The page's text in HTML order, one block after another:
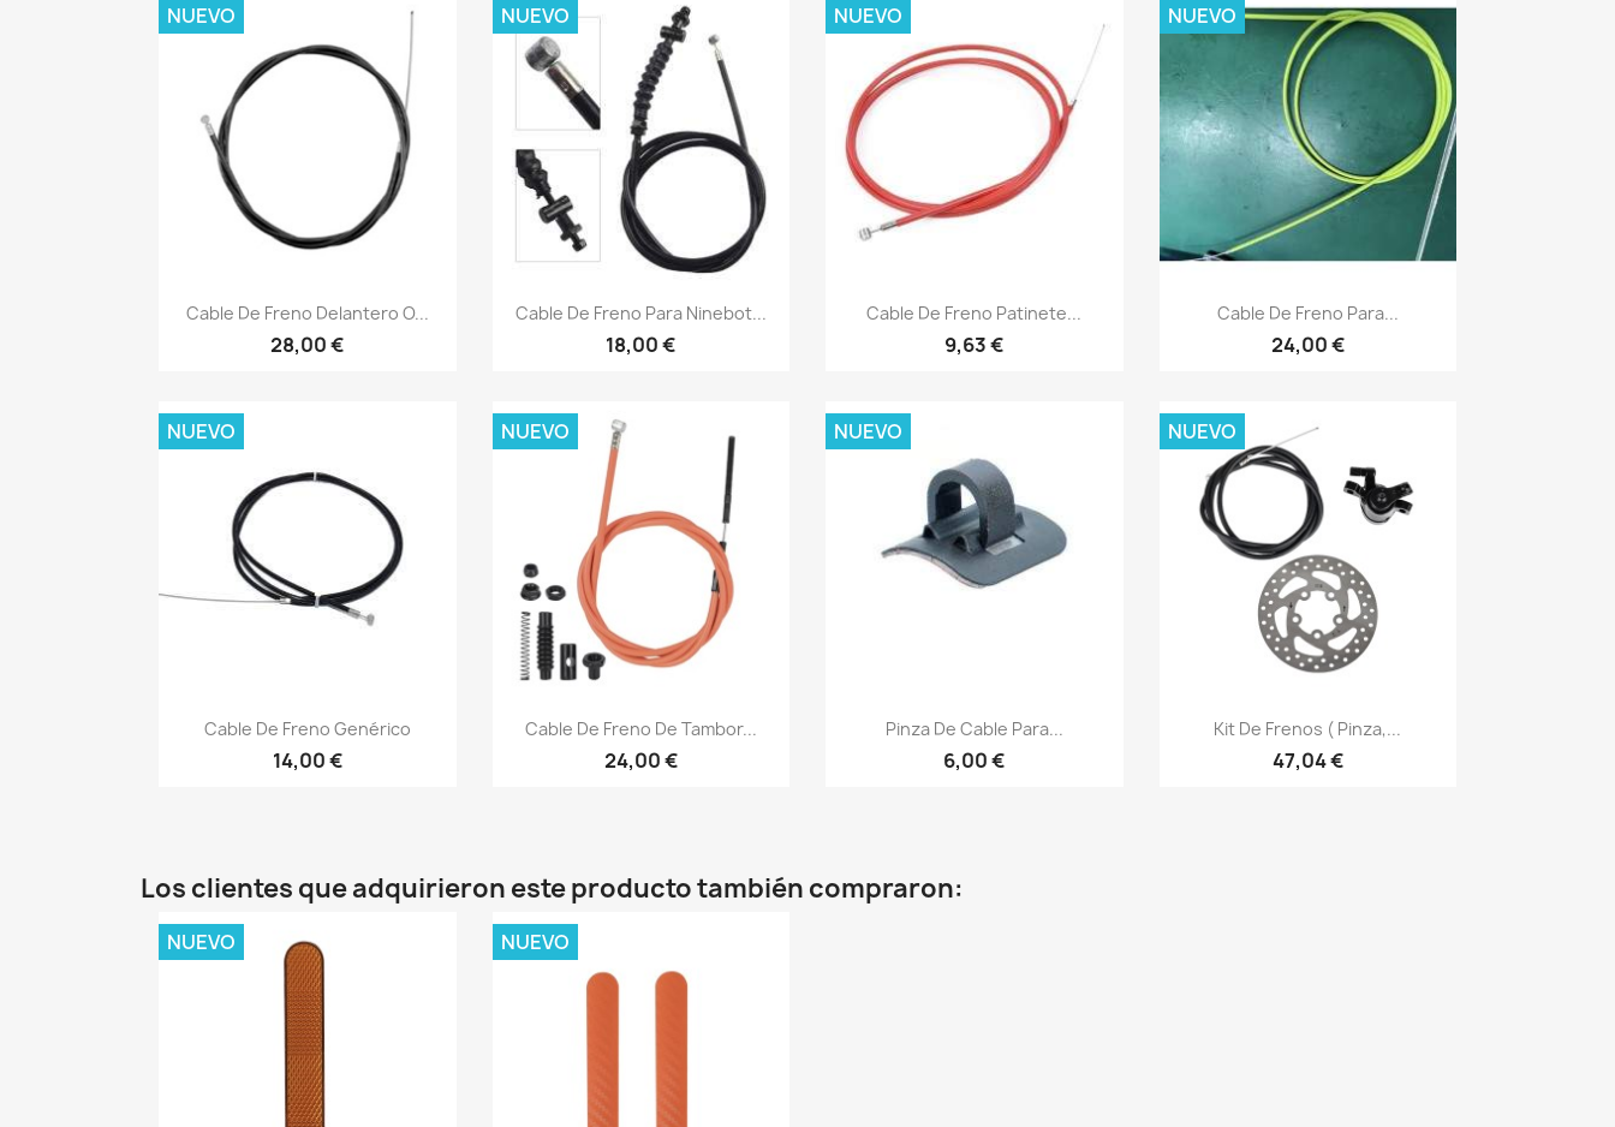
 Vista rápida
Cable De Freno Delantero O...
28,00 €
NUEVO
Vista rápida
Cable De Freno Para Ninebot...
18,00 €
NUEVO
Vista rápida
Cable De Freno Patinete...
9,63 €
NUEVO
 Vista rápida
Cable De Freno Para...
24,00 €
NUEVO
Vista rápida
Cable De Freno Genérico
14,00 €
NUEVO
 Vista rápida
Cable De Freno De Tambor...
24,00 €
NUEVO
Vista rápida
Pinza De Cable Para...
6,00 €
NUEVO
 Vista rápida
Kit De Frenos ( Pinza,...
47,04 €
NUEVO
Los clientes que adquirieron este producto también compraron:
NUEVO NUEVO